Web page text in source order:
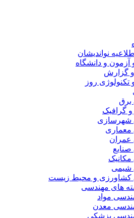
نواندیشان
و دانشگاه
روز
و محیط زیست
مهندسی
مواد
معدن
پزشکی